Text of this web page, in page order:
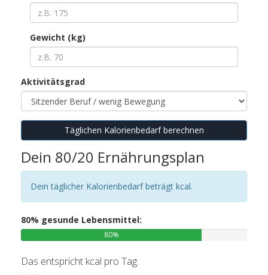
Gewicht (kg)
Aktivitätsgrad
Täglichen Kalorienbedarf berechnen
Dein 80/20 Ernährungsplan
Dein täglicher Kalorienbedarf beträgt kcal.
80% gesunde Lebensmittel:
80%
Das entspricht kcal pro Tag.